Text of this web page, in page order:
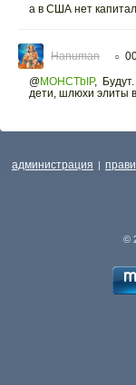
а в США нет
Hanuman ○
@MOHCTbIP,
дети, шлюхи элиты
администрация |
©